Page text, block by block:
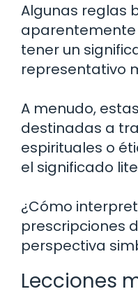
Algunas reglas
aparentemente
tener un
representativo
A menudo,
destinadas a
espirituales o
el significado
¿Cómo
prescripciones
perspectiva
Lecciones